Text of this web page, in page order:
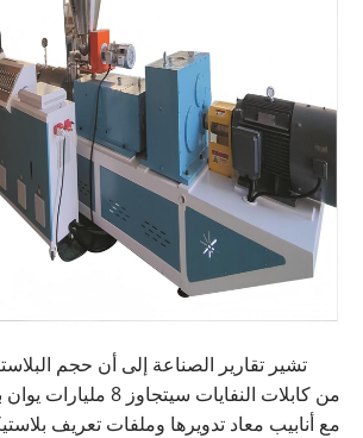
تشير تقارير الصناعة إلى أن حجم
مع أنابيب معاد تدويرها وملفات تعريف